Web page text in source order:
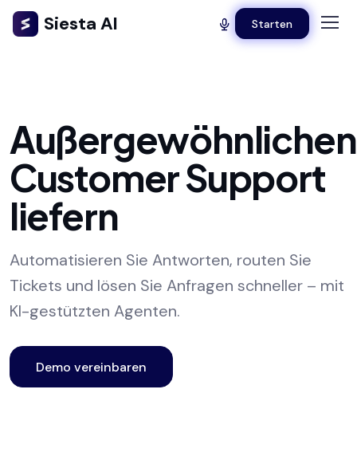
Siesta AI Starten
Außergewöhnlichen
Customer Support
liefern
Automatisieren Sie Antworten, routen Sie
Tickets und lösen Sie Anfragen schneller – mit
KI-gestützten Agenten.
Demo vereinbaren